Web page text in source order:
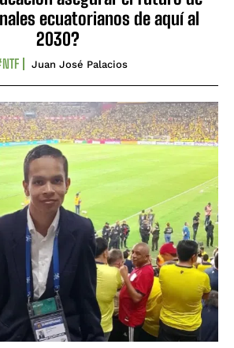
ecuatorianos de aquí al
2030?
Juan José Palacios